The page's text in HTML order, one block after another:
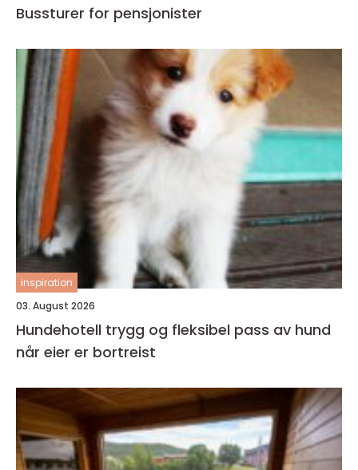
Bussturer for pensjonister
inspiration
03. August 2026
Hundehotell trygg og fleksibel pass av hund
når eier er bortreist